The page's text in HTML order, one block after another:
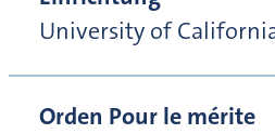
University of
Orden Pour le mérite